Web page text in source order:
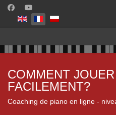
Sélectionnez votre langue
COMMENT
FACILEMENT?
Coaching de piano en ligne -